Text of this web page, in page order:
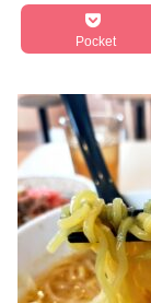
Pocket